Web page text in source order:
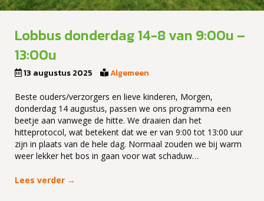
Lobbus donderdag 14-8 van 9:00u –
13:00u
13 augustus 2025 Algemeen
Beste ouders/verzorgers en lieve kinderen, Morgen,
donderdag 14 augustus, passen we ons programma een
beetje aan vanwege de hitte. We draaien dan het
hitteprotocol, wat betekent dat we er van 9:00 tot 13:00 uur
zijn in plaats van de hele dag. Normaal zouden we bij warm
weer lekker het bos in gaan voor wat schaduw…
Lees verder →